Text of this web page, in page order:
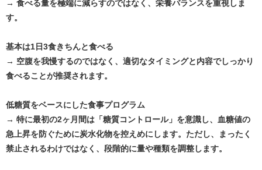
→ 食べる量を極端に減らすのではなく、栄養バランスを重視しま
す。
基本は1日3食きちんと食べる
→ 空腹を我慢するのではなく、適切なタイミングと内容でしっかり
食べることが推奨されます。
低糖質をベースにした食事プログラム
→ 特に最初の2ヶ月間は「糖質コントロール」を意識し、血糖値の
急上昇を防ぐために炭水化物を控えめにします。ただし、まったく
禁止されるわけではなく、段階的に量や種類を調整します。